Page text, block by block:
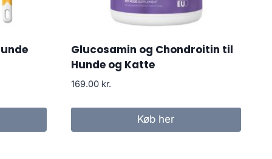
Glucosamin og Chondroitin til
Hunde og Katte
169.00 kr.
Køb her